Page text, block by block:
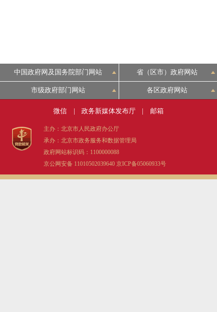
中国政府网及国务院部门网站 省（区市）政府网站
市级政府部门网站 各区政府网站
微信 政务新媒体发布厅 邮箱
主办：北京市人民政府办公厅
承办：北京市政务服务和数据管理局
政府网站标识码：1100000088
京公网安备 11010502039640 京ICP备05060933号